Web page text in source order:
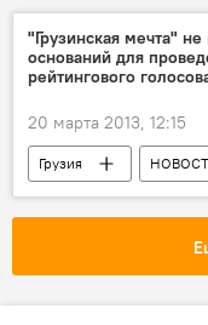
"Грузинская мечта" не
оснований для
рейтингового
20 марта 2013, 12:15
Грузия